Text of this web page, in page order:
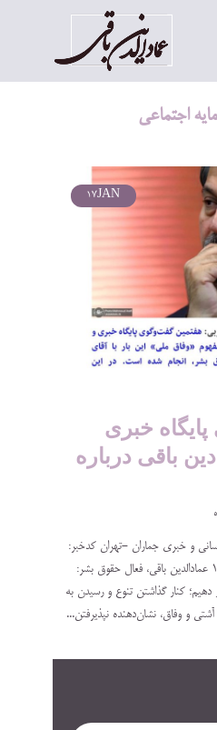
اجتماعی
JAN
17
خبری
باقی درباره
و خبری جماران -تهران کدخبر:
1655108 نسخه چاپی ۱۴۰۳/۱۰/۲۸ عمادالدین باقی، فعال حقوق بشر:
کنار گذاشتن تنوع و رسیدن به
و وفاق، نشان‌دهنده نپذیرفتن...